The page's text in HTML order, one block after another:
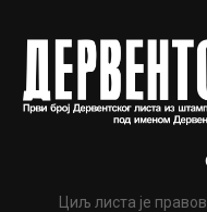
Циљ листа је